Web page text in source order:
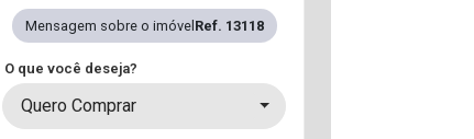
Mensagem sobre o imóvel Ref. 13118
O que você deseja?
Quero Comprar